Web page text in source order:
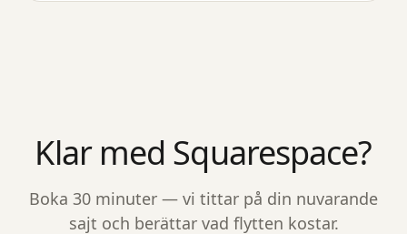
Klar med Squarespace?
Boka 30 minuter — vi tittar på din nuvarande
sajt och berättar vad flytten kostar.